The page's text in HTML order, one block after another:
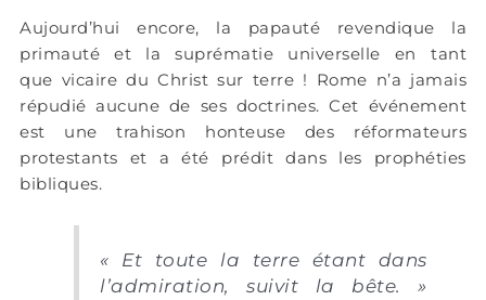
Aujourd’hui encore, la papauté revendique la
primauté et la suprématie universelle en tant
que vicaire du Christ sur terre ! Rome n’a jamais
répudié aucune de ses doctrines. Cet événement
est une trahison honteuse des réformateurs
protestants et a été prédit dans les prophéties
bibliques.
« Et toute la terre étant dans
l’admiration, suivit la bête. »